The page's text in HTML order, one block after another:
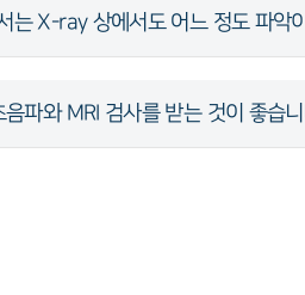
는 X-ray 상에서도 어느 정도 파악
파와 MRI 검사를 받는 것이 좋습니